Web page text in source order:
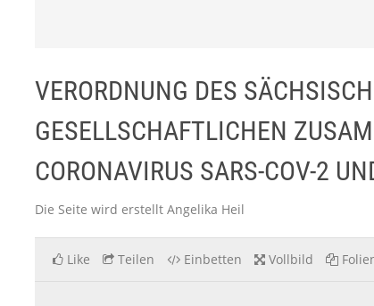
VERORDNUNG DES
GESELLSCHAFTLICHEN
CORONAVIRUS SARS-COV-2
Die Seite wird erstellt Angelika Heil
Like Teilen Einbetten Vollbild